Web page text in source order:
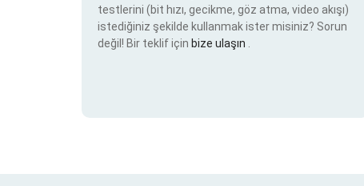
testlerini (bit hızı, gecikme, göz atma, video akışı)
istediğiniz şekilde kullanmak ister misiniz? Sorun
değil! Bir teklif için bize ulaşın